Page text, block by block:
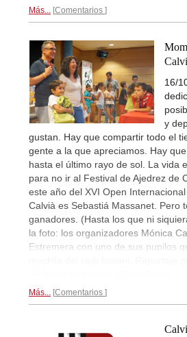
Más... Comentarios
16/
y
gustan. Hay que compartir todo el
gente a la que apreciamos. Hay
hasta el último rayo de sol. La vida
para no ir al Festival de Ajedrez de
este año del XVI Open
Calvià es Sebastiá Massanet. Pero
ganadores. (Hasta los que ni
la foto: los organizadores Mónica
Estremera con uno de sus pupilos
Más... Comentarios